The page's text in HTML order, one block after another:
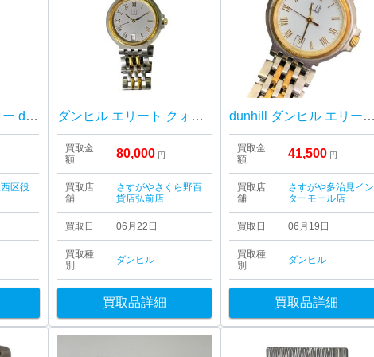
ダンヒル ガスライター dunhill
区役
ダンヒル エリート クォーツ コンビ 時計
買取金
額
80,000 円
買取店
舗
さすがやさくら野百
貨店弘前店
買取日 06月22日
買取種
別
ダンヒル
買取品詳細
dunhill ダンヒル エリート 25 XPO 35982 2ロウ 腕時計
買取金
額
41,500 円
買取店
舗
さすがや多治見イン
ターモール店
買取日 06月19日
買取種
別
ダンヒル
買取品詳細